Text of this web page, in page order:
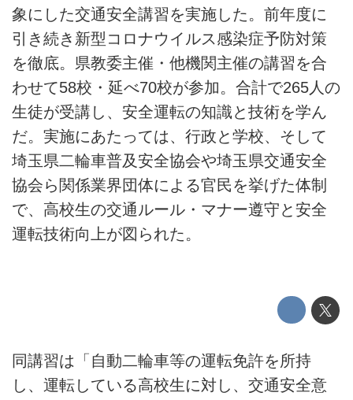
象にした交通安全講習を実施した。前年度に
引き続き新型コロナウイルス感染症予防対策
を徹底。県教委主催・他機関主催の講習を合
わせて58校・延べ70校が参加。合計で265人の
生徒が受講し、安全運転の知識と技術を学ん
だ。実施にあたっては、行政と学校、そして
埼玉県二輪車普及安全協会や埼玉県交通安全
協会ら関係業界団体による官民を挙げた体制
で、高校生の交通ルール・マナー遵守と安全
運転技術向上が図られた。
同講習は「自動二輪車等の運転免許を所持
し、運転している高校生に対し、交通安全意